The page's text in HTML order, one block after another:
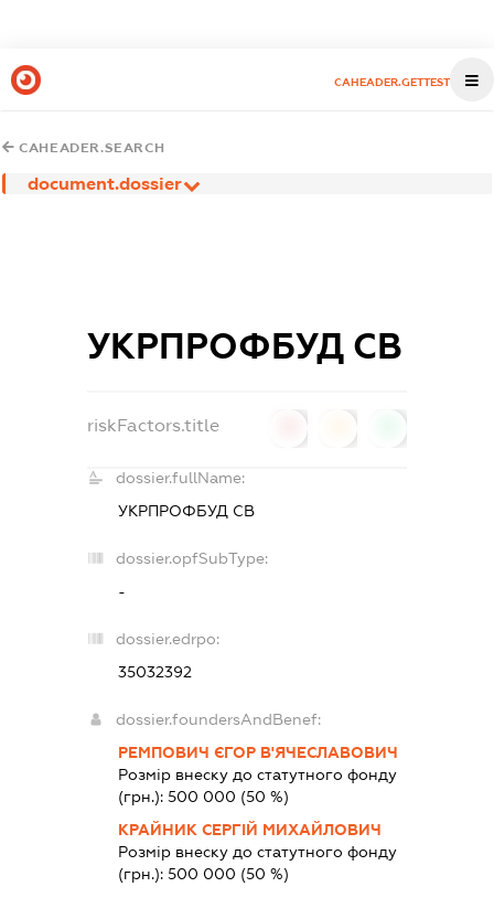
CAHEADER.GETTEST
CAHEADER.SEARCH
document.dossier
УКРПРОФБУД СВ
riskFactors.title
dossier.fullName:
УКРПРОФБУД СВ
dossier.opfSubType:
-
dossier.edrpo:
35032392
dossier.foundersAndBenef:
РЕМПОВИЧ ЄГОР В'ЯЧЕСЛАВОВИЧ
Розмір внеску до статутного фонду
(грн.): 500 000 (50 %)
КРАЙНИК СЕРГІЙ МИХАЙЛОВИЧ
Розмір внеску до статутного фонду
(грн.): 500 000 (50 %)